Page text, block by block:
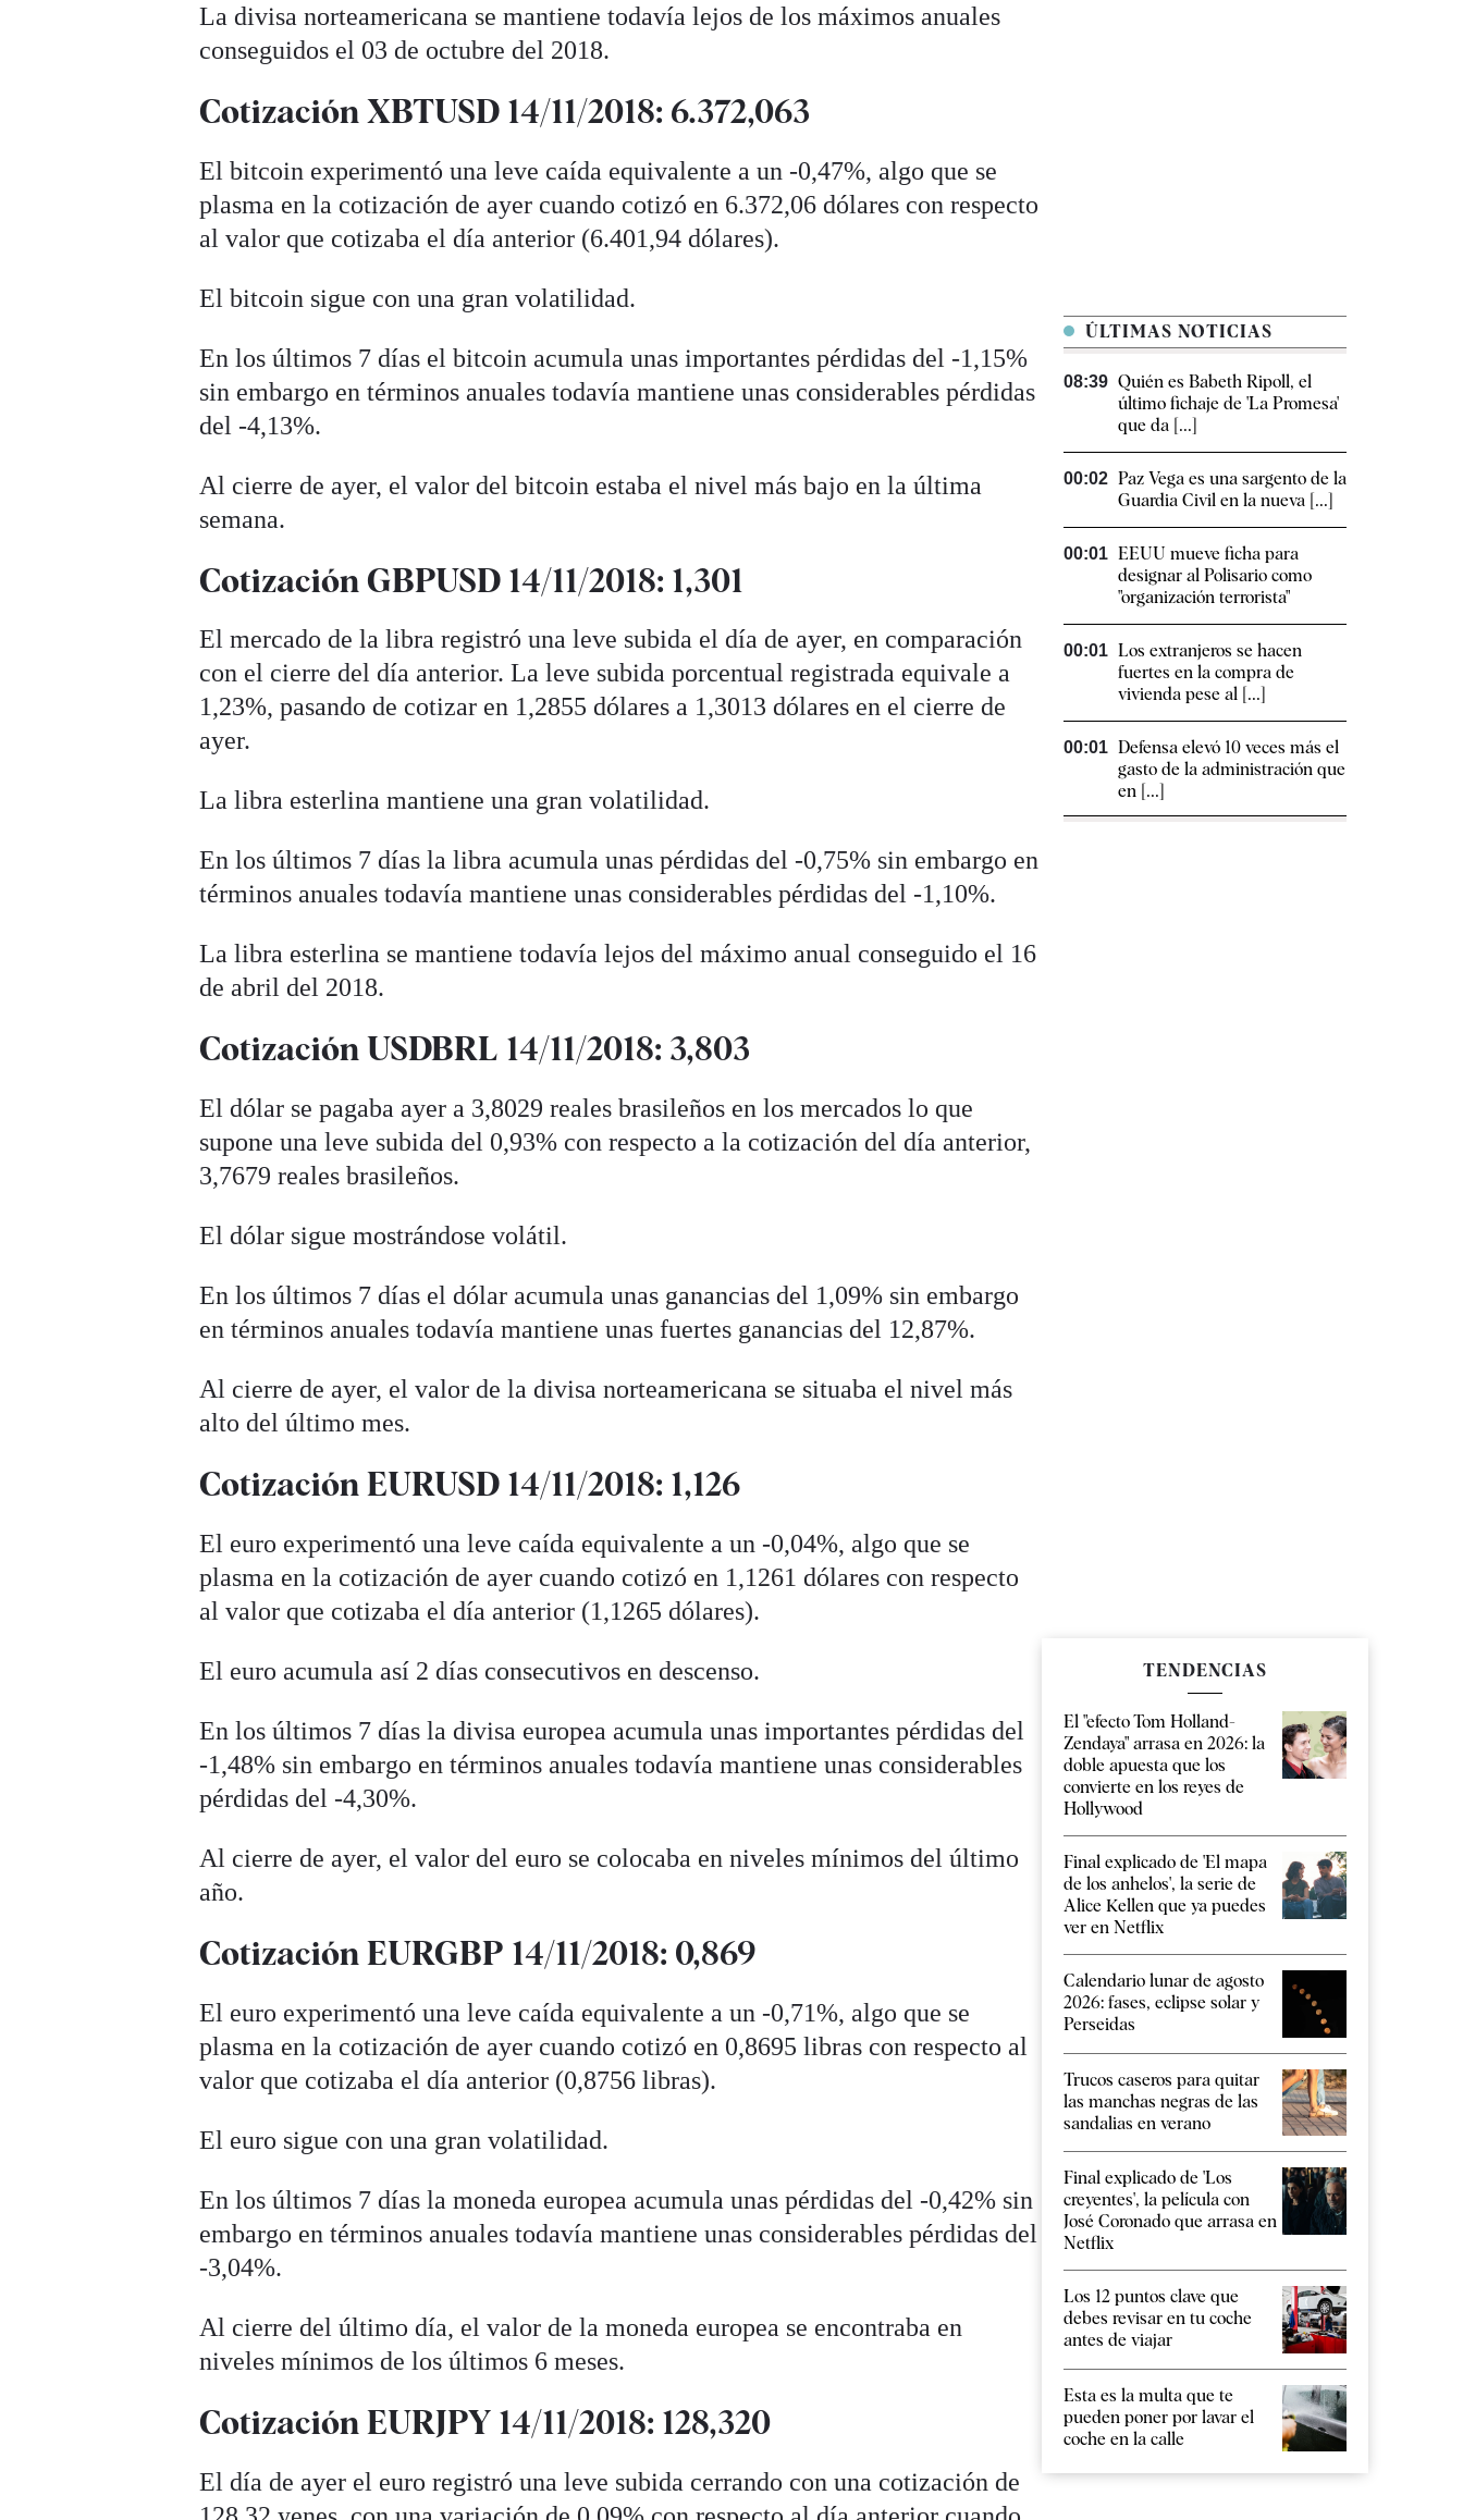
La divisa norteamericana se mantiene todavía lejos de los máximos anuales
conseguidos el 03 de octubre del 2018.
Cotización XBTUSD 14/11/2018: 6.372,063
El bitcoin experimentó una leve caída equivalente a un -0,47%, algo que se
plasma en la cotización de ayer cuando cotizó en 6.372,06 dólares con respecto
al valor que cotizaba el día anterior (6.401,94 dólares).
El bitcoin sigue con una gran volatilidad.
En los últimos 7 días el bitcoin acumula unas importantes pérdidas del -1,15%
sin embargo en términos anuales todavía mantiene unas considerables pérdidas
del -4,13%.
Al cierre de ayer, el valor del bitcoin estaba el nivel más bajo en la última
semana.
Cotización GBPUSD 14/11/2018: 1,301
El mercado de la libra registró una leve subida el día de ayer, en comparación
con el cierre del día anterior. La leve subida porcentual registrada equivale a
1,23%, pasando de cotizar en 1,2855 dólares a 1,3013 dólares en el cierre de
ayer.
La libra esterlina mantiene una gran volatilidad.
En los últimos 7 días la libra acumula unas pérdidas del -0,75% sin embargo en
términos anuales todavía mantiene unas considerables pérdidas del -1,10%.
La libra esterlina se mantiene todavía lejos del máximo anual conseguido el 16
de abril del 2018.
Cotización USDBRL 14/11/2018: 3,803
El dólar se pagaba ayer a 3,8029 reales brasileños en los mercados lo que
supone una leve subida del 0,93% con respecto a la cotización del día anterior,
3,7679 reales brasileños.
El dólar sigue mostrándose volátil.
En los últimos 7 días el dólar acumula unas ganancias del 1,09% sin embargo
en términos anuales todavía mantiene unas fuertes ganancias del 12,87%.
Al cierre de ayer, el valor de la divisa norteamericana se situaba el nivel más
alto del último mes.
Cotización EURUSD 14/11/2018: 1,126
El euro experimentó una leve caída equivalente a un -0,04%, algo que se
plasma en la cotización de ayer cuando cotizó en 1,1261 dólares con respecto
al valor que cotizaba el día anterior (1,1265 dólares).
El euro acumula así 2 días consecutivos en descenso.
En los últimos 7 días la divisa europea acumula unas importantes pérdidas del
-1,48% sin embargo en términos anuales todavía mantiene unas considerables
pérdidas del -4,30%.
Al cierre de ayer, el valor del euro se colocaba en niveles mínimos del último
año.
Cotización EURGBP 14/11/2018: 0,869
El euro experimentó una leve caída equivalente a un -0,71%, algo que se
plasma en la cotización de ayer cuando cotizó en 0,8695 libras con respecto al
valor que cotizaba el día anterior (0,8756 libras).
El euro sigue con una gran volatilidad.
En los últimos 7 días la moneda europea acumula unas pérdidas del -0,42% sin
embargo en términos anuales todavía mantiene unas considerables pérdidas del
-3,04%.
Al cierre del último día, el valor de la moneda europea se encontraba en
niveles mínimos de los últimos 6 meses.
Cotización EURJPY 14/11/2018: 128,320
El día de ayer el euro registró una leve subida cerrando con una cotización de
ÚLTIMAS NOTICIAS
08:39 Quién es Babeth Ripoll, el
último fichaje de 'La Promesa'
que da [...]
00:02 Paz Vega es una sargento de la
Guardia Civil en la nueva [...]
00:01 EEUU mueve ficha para
designar al Polisario como
"organización terrorista"
00:01 Los extranjeros se hacen
fuertes en la compra de
vivienda pese al [...]
00:01 Defensa elevó 10 veces más el
gasto de la administración que
en [...]
TENDENCIAS
El "efecto Tom Holland-
Zendaya" arrasa en 2026: la
doble apuesta que los
convierte en los reyes de
Hollywood
Final explicado de 'El mapa
de los anhelos', la serie de
Alice Kellen que ya puedes
ver en Netflix
Calendario lunar de agosto
2026: fases, eclipse solar y
Perseidas
Trucos caseros para quitar
las manchas negras de las
sandalias en verano
Final explicado de 'Los
creyentes', la película con
José Coronado que arrasa en
Netflix
Los 12 puntos clave que
debes revisar en tu coche
antes de viajar
Esta es la multa que te
pueden poner por lavar el
coche en la calle